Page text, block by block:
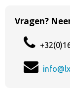
Vragen?